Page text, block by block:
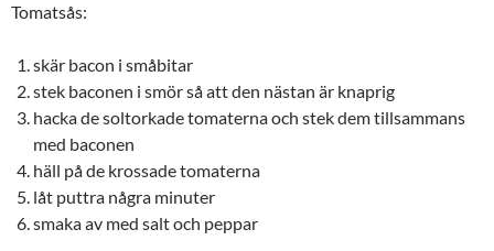
Tomatsås:
skär bacon i småbitar
stek baconen i smör så att den nästan är knaprig
hacka de soltorkade tomaterna och stek dem tillsammans
med baconen
häll på de krossade tomaterna
låt puttra några minuter
smaka av med salt och peppar